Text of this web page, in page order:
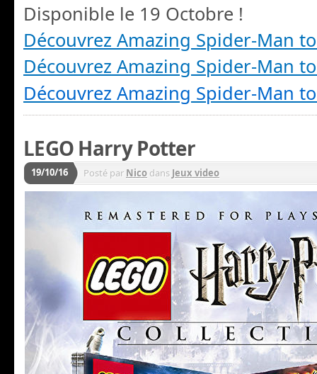
Disponible le 19 Octobre !
Découvrez Amazing Spider-Man
Découvrez Amazing Spider-Man
Découvrez Amazing Spider-Man
LEGO Harry Potter
19/10/16 Posté par Nico dans Jeux video